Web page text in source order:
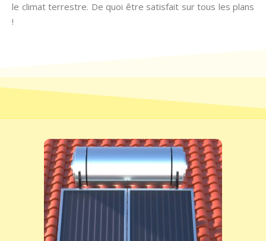
le climat terrestre. De quoi être satisfait sur tous les plans
!